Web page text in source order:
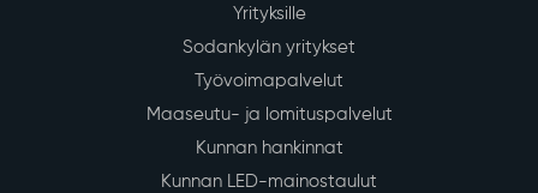
Yrityksille
Sodankylän yritykset
Työvoimapalvelut
Maaseutu- ja lomituspalvelut
Kunnan hankinnat
Kunnan LED-mainostaulut